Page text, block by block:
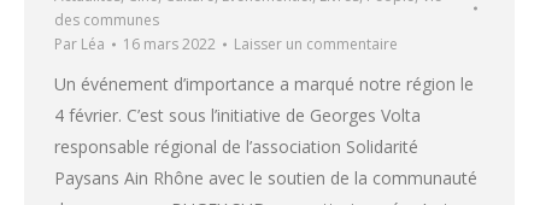
des communes
Par Léa 16 mars 2022 Laisser un commentaire
Un événement d’importance a marqué notre région le
4 février. C’est sous l’initiative de Georges Volta
responsable régional de l’association Solidarité
Paysans Ain Rhône avec le soutien de la communauté